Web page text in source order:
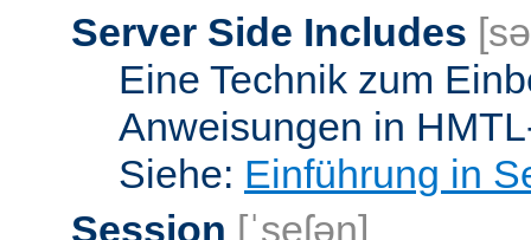
Server Side Includes
Eine Technik zum
Anweisungen in
Siehe: Einführung in
Session [ˈseʃən]